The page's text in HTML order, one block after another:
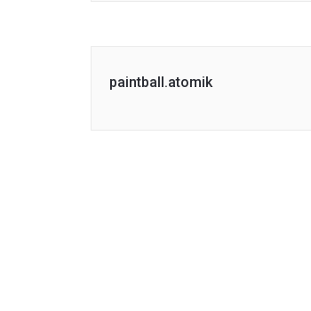
paintball.atomik